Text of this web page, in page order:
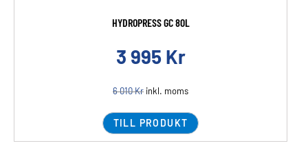
HYDROPRESS GC 80L
3 995 Kr
6 010Kr inkl. moms
TILL PRODUKT